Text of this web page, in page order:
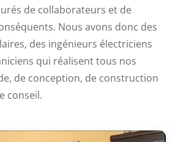
de collaborateurs et de
Nous avons donc des
des ingénieurs électriciens
qui réalisent tous nos
de conception, de construction
conseil.